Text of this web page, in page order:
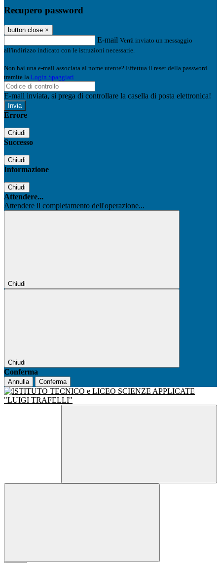
Recupero password
button close ×
E-mail Verrà inviato un messaggio
all'indirizzo indicato con le istruzioni necessarie.
Non hai una e-mail associata al nome utente? Effettua il reset della password
tramite la Login Spaggiari
E-mail inviata, si prega di controllare la casella di posta elettronica!
Errore
Chiudi
Successo
Chiudi
Informazione
Chiudi
Attendere...
Attendere il completamento dell'operazione...
Chiudi
Chiudi
Conferma
Annulla Conferma